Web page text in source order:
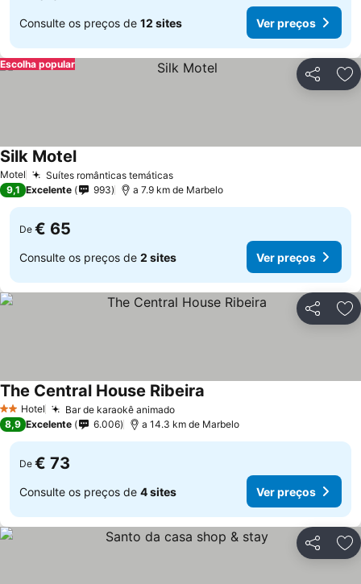
Consulte os preços de 12 sites Ver preços
Partilhar
Escolha popular
Motel Suítes românticas temáticas
Silk Motel
9,1 Excelente 993 a 7.9 km de Marbelo
De € 65
Consulte os preços de 2 sites Ver preços
Partilhar
2 Estrelas
Hotel Bar de karaokê animado
The Central House Ribeira
8,9 Excelente 6.006 a 14.3 km de Marbelo
De € 73
Consulte os preços de 4 sites Ver preços
Partilhar